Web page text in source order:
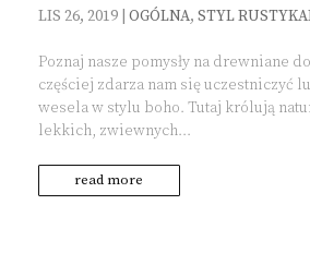
LIS 26, 2019| OGÓLNA, STYL
Poznaj nasze pomysły na drewniane
częściej zdarza nam się uczestniczyć
wesela w stylu boho. Tutaj królują
lekkich, zwiewnych...
read more